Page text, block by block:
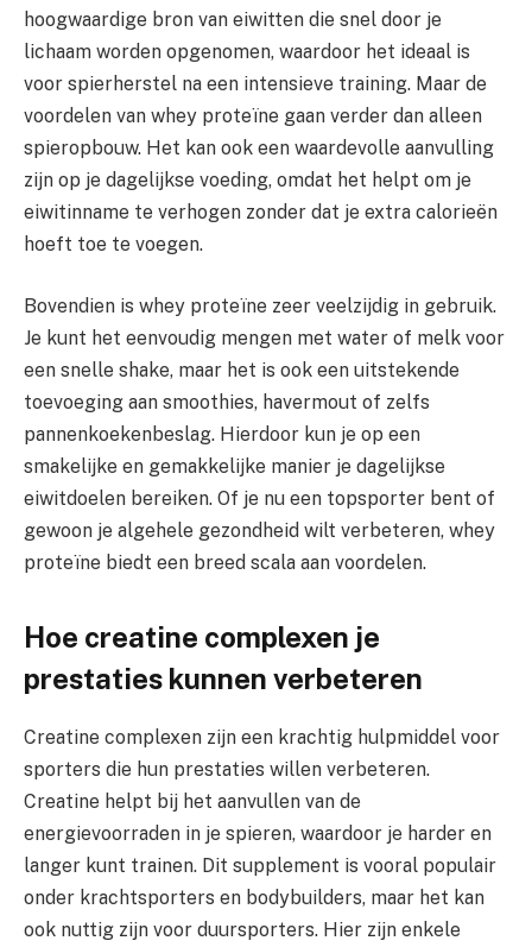
hoogwaardige bron van eiwitten die snel door je
lichaam worden opgenomen, waardoor het ideaal is
voor spierherstel na een intensieve training. Maar de
voordelen van whey proteïne gaan verder dan alleen
spieropbouw. Het kan ook een waardevolle aanvulling
zijn op je dagelijkse voeding, omdat het helpt om je
eiwitinname te verhogen zonder dat je extra calorieën
hoeft toe te voegen.
Bovendien is whey proteïne zeer veelzijdig in gebruik.
Je kunt het eenvoudig mengen met water of melk voor
een snelle shake, maar het is ook een uitstekende
toevoeging aan smoothies, havermout of zelfs
pannenkoekenbeslag. Hierdoor kun je op een
smakelijke en gemakkelijke manier je dagelijkse
eiwitdoelen bereiken. Of je nu een topsporter bent of
gewoon je algehele gezondheid wilt verbeteren, whey
proteïne biedt een breed scala aan voordelen.
Hoe creatine complexen je
prestaties kunnen verbeteren
Creatine complexen zijn een krachtig hulpmiddel voor
sporters die hun prestaties willen verbeteren.
Creatine helpt bij het aanvullen van de
energievoorraden in je spieren, waardoor je harder en
langer kunt trainen. Dit supplement is vooral populair
onder krachtsporters en bodybuilders, maar het kan
ook nuttig zijn voor duursporters. Hier zijn enkele